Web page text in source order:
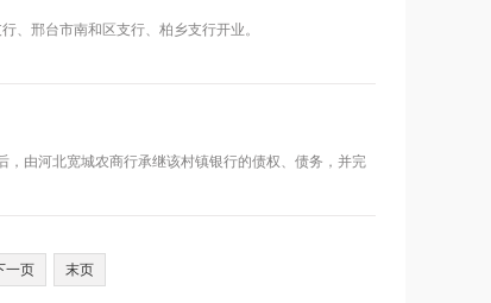
、邢台市南和区支行、柏乡支行开业。
由河北宽城农商行承继该村镇银行的债权、债务，并完
一页 末页